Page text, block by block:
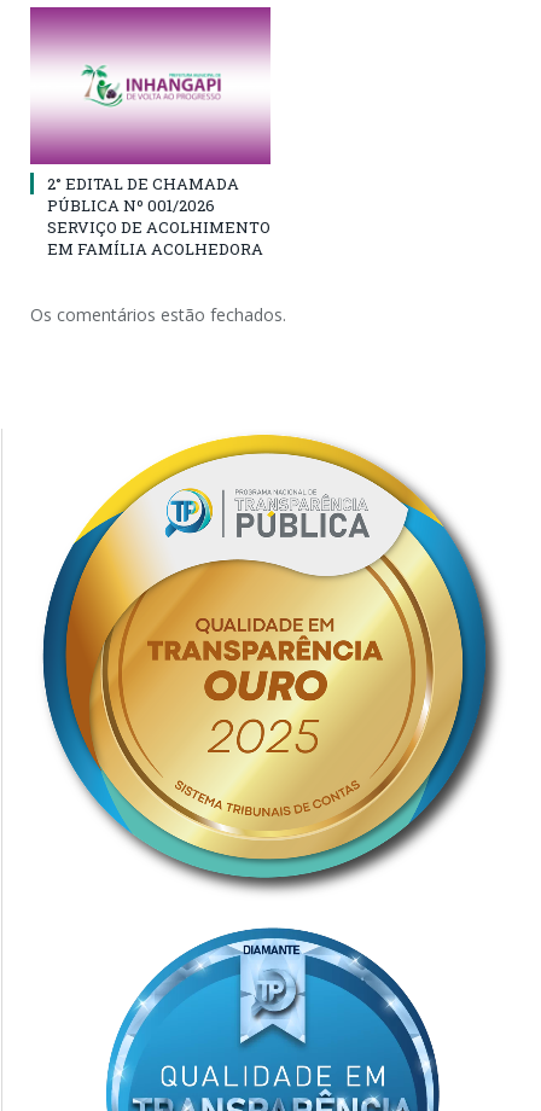
2° EDITAL DE CHAMADA
PÚBLICA Nº 001/2026
SERVIÇO DE ACOLHIMENTO
EM FAMÍLIA ACOLHEDORA
Os comentários estão fechados.